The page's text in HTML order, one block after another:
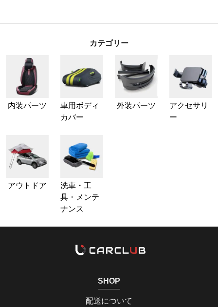
カテゴリー
内装パーツ
車用ボディ
カバー
外装パーツ
アクセサリ
ー
アウトドア
洗車・工
具・メンテ
ナンス
SHOP
配送について